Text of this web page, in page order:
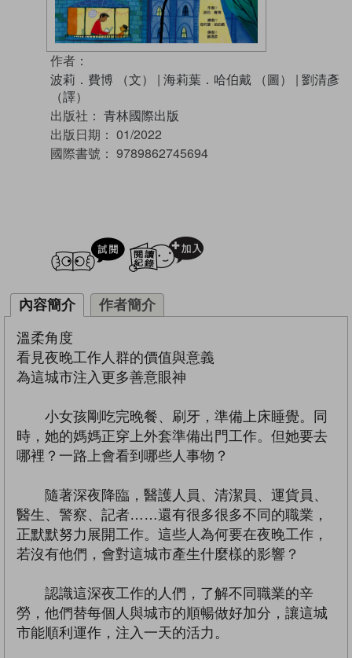
作者：
波莉．費博 （文）
| 海莉葉．哈伯戴 （圖） | 劉清彥
（譯）
出版社： 青林國際出版
出版日期： 01/2022
國際書號： 9789862745694
試閲
內容簡介 作者簡介
溫柔角度
看見夜晚工作人群的價值與意義
為這城市注入更多善意眼神
小女孩剛吃完晚餐、刷牙，準備上床睡覺。同
時，她的媽媽正穿上外套準備出門工作。但她要去
哪裡？一路上會看到哪些人事物？
隨著深夜降臨，醫護人員、清潔員、運貨員、
醫生、警察、記者……還有很多很多不同的職業，
正默默努力展開工作。這些人為何要在夜晚工作，
若沒有他們，會對這城市產生什麼樣的影響？
認識這深夜工作的人們，了解不同職業的辛
勞，他們替每個人與城市的順暢做好加分，讓這城
市能順利運作，注入一天的活力。